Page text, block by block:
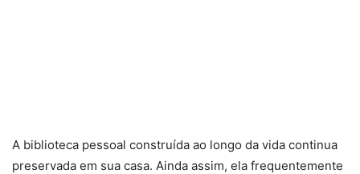
A biblioteca pessoal construída ao longo da vida continua
preservada em sua casa. Ainda assim, ela frequentemente